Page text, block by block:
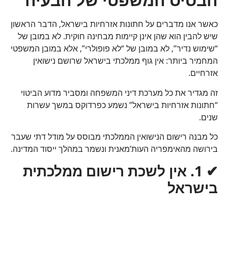
כאשר אנו מדברים על חתונות אזרחיות בישראל, הדבר הראשון
שיש להבין הוא שהן אינן קיימות מבחינה חוקית. לא במובן של
“שימוש נדיר”, לא במובן של “לא פופולרי”, אלא במובן המשפטי
המחמיר ביותר: אין גוף ממלכתי בישראל שרושם נישואין
אזרחיים.
זה מגדיר את כל מערכת דיני המשפחה ומסביר מדוע הביטוי
“חתונות אזרחיות בישראל” נשמע כפרדוקס במשך עשרות
שנים.
כל מבנה רישום הנישואין הממלכתי מבוסס על מודל דתי שעבר
בירושה מהאימפריה העות’מאנית ונשמר במהלך ייסוד המדינה.
✔
1.
אין לשכת רישום ממלכתית
בישראל